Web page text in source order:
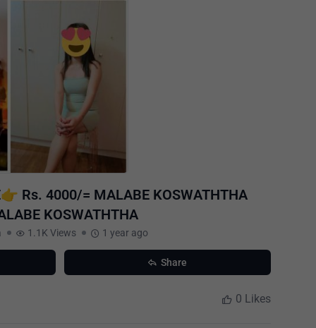
Rs. 4000/= MALABE KOSWATHTHA
KOSWATHTHA
1.1K Views 1 year ago
Share
0 Likes